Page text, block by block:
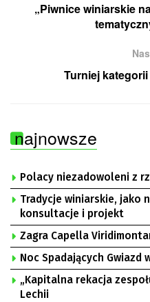
„Piwnice winiarskie
Turniej
najnowsze
Polacy niezadowoleni z
Tradycje winiarskie, jako
konsultacje i projekt
Zagra Capella
Noc Spadających Gwiazd
„Kapitalna rekacja
Lechii